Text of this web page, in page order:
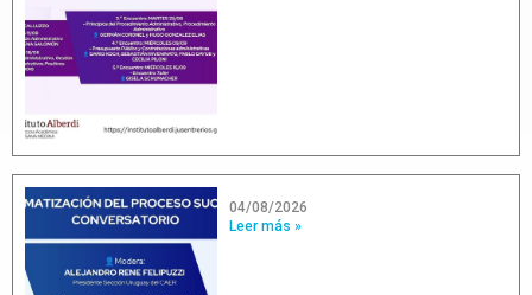
04/08/2026
Leer más »